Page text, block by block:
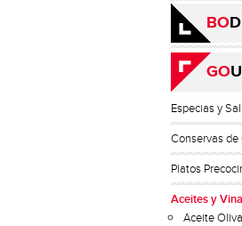
BO
GO
Especias y Sal
Conservas de
Platos
Aceites y
Aceite